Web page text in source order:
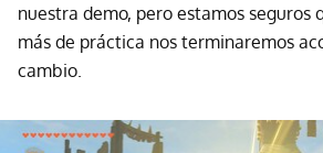
nuestra demo, pero estamos seguros
más de práctica nos terminaremos
cambio.